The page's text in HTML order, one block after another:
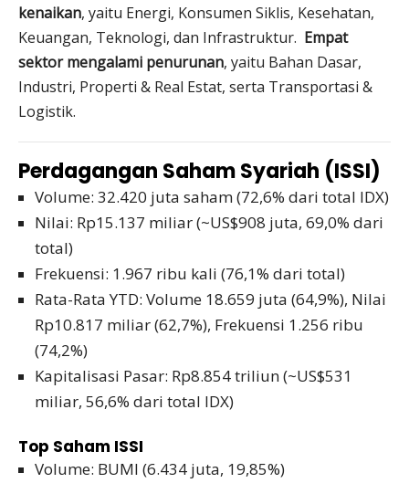
kenaikan, yaitu Energi, Konsumen Siklis, Kesehatan,
Keuangan, Teknologi, dan Infrastruktur. Empat
sektor mengalami penurunan, yaitu Bahan Dasar,
Industri, Properti & Real Estat, serta Transportasi &
Logistik.
Perdagangan Saham Syariah (ISSI)
Volume: 32.420 juta saham (72,6% dari total IDX)
Nilai: Rp15.137 miliar (~US$908 juta, 69,0% dari
total)
Frekuensi: 1.967 ribu kali (76,1% dari total)
Rata-Rata YTD: Volume 18.659 juta (64,9%), Nilai
Rp10.817 miliar (62,7%), Frekuensi 1.256 ribu
(74,2%)
Kapitalisasi Pasar: Rp8.854 triliun (~US$531
miliar, 56,6% dari total IDX)
Top Saham ISSI
Volume: BUMI (6.434 juta, 19,85%)